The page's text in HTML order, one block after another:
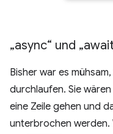
„async“ und
Bisher war es
durchlaufen. Sie
eine Zeile gehen und
unterbrochen werden.